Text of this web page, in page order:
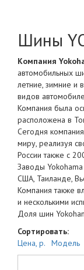
Шины
Компания
автомобильных
летние, зимние и
видов
Компания была
расположена в
Сегодня
миру, реализуя
России также с
Заводы
США, Таиланде,
Компания также
и несколькими
Доля шин
Сортировать:
Цена, р.
Модель